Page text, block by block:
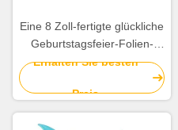
Eine 8 Zoll-fertigte glückliche
Geburtstagsfeier-Folien-
Ballon-Geburtstagsfeier-
Dekoration besonders an
Erhalten Sie besten
Preis